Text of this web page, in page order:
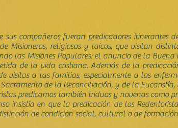
sus compañeros fueran predicadores
Misioneros, religiosos y laicos, que visitan
las Misiones Populares: el anuncio de la
de la vida cristiana. Además de la
visitas a las familias, especialmente a los
de la Reconciliación, y de la
predicamos también triduos y novenas como
insistía en que la predicación de los
de condición social, cultural o de